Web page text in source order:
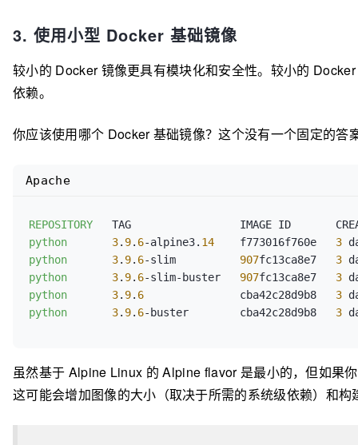
3. 使用小型 Docker 基础镜像
较小的 Docker 镜像更具有模块化和安全性。较小的
依赖。
你应该使用哪个 Docker 基础镜像？这个没有一个固定的
REPOSITORY
python
3. 9. 6-alpine3. 14 f773016f760e 3
python
3. 9. 6-slim 907fc13ca8e7 3
python
3. 9. 6-slim-buster 907fc13ca8e7 3
python
3. 9. 6 cba42c28d9b8 3
python
3. 9. 6-buster        cba42c28d9b8 3
Apache
虽然基于 Alpine Linux 的 Alpine flavor 是最小的，但如果
这可能会增加图像的大小（取决于所需的系统级依赖）和